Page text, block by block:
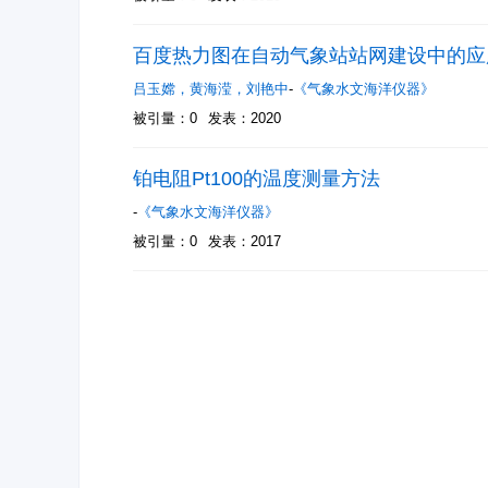
百度热力图在自动气象站站网建设中的应
吕玉嫦 ， 黄海滢 ， 刘艳中- 《气象水文海洋仪器》
被引量：0
发表：2020
铂电阻Pt100的温度测量方法
- 《气象水文海洋仪器》
被引量：0
发表：2017